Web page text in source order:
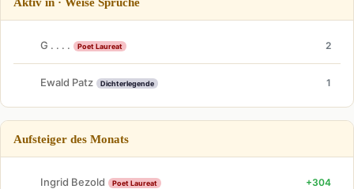
G . . . . Poet Laureat 2
Ewald Patz Dichterlegende 1
Aufsteiger des Monats
Ingrid Bezold Poet Laureat +304